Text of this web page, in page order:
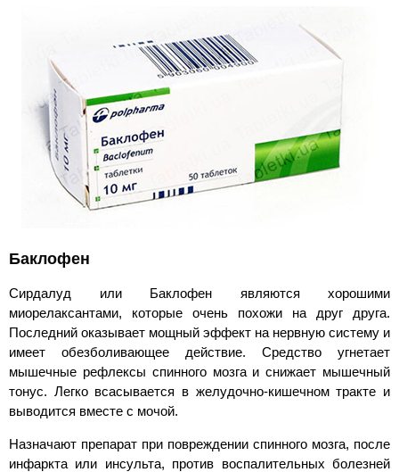
Баклофен
Сирдалуд или Баклофен являются хорошими
миорелаксантами, которые очень похожи на друг друга.
Последний оказывает мощный эффект на нервную систему и
имеет обезболивающее действие. Средство угнетает
мышечные рефлексы спинного мозга и снижает мышечный
тонус. Легко всасывается в желудочно-кишечном тракте и
выводится вместе с мочой.
Назначают препарат при повреждении спинного мозга, после
инфаркта или инсульта, против воспалительных болезней